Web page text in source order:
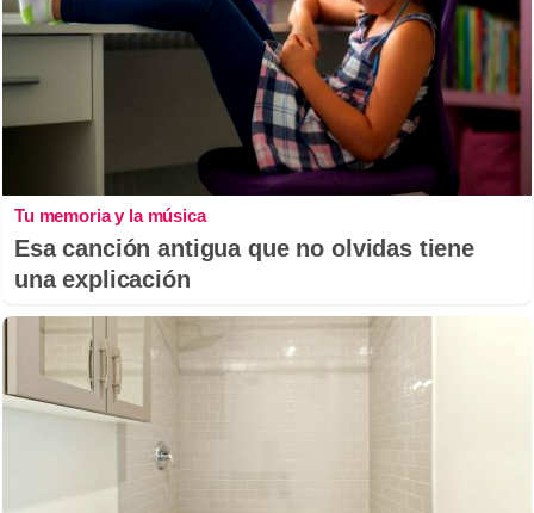
Tu memoria y la música
Esa canción antigua que no olvidas tiene
una explicación